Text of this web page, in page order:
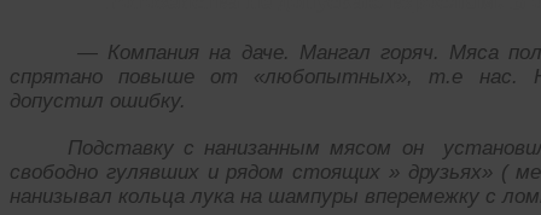
— Компания на даче. Мангал горяч. Мяса
спрятано повыше от «любопытных», т.е нас.
допустил ошибку.
Подставку с нанизанным мясом он установил
свободно гулявших и рядом стоящих » друзьях» (
нанизывал кольца лука на шампуры вперемежку с